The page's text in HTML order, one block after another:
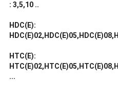
: 3,5,10 ..
HDC(E):
HTC(E):
...